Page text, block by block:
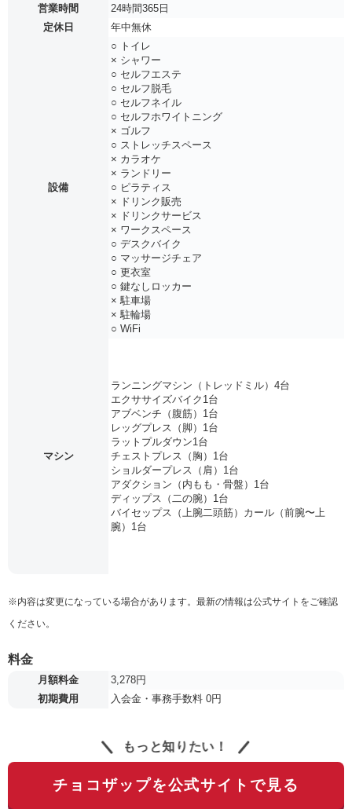
営業時間
24時間365日
定休日
年中無休
設備
○ トイレ
× シャワー
○ セルフエステ
○ セルフ脱毛
○ セルフネイル
○ セルフホワイトニング
× ゴルフ
○ ストレッチスペース
× カラオケ
× ランドリー
○ ピラティス
× ドリンク販売
× ドリンクサービス
× ワークスペース
○ デスクバイク
○ マッサージチェア
○ 更衣室
○ 鍵なしロッカー
× 駐車場
× 駐輪場
○ WiFi
マシン
ランニングマシン（トレッドミル）4台
エクササイズバイク1台
アブベンチ（腹筋）1台
レッグプレス（脚）1台
ラットプルダウン1台
チェストプレス（胸）1台
ショルダープレス（肩）1台
アダクション（内もも・骨盤）1台
ディップス（二の腕）1台
バイセップス（上腕二頭筋）カール（前腕〜上
腕）1台
※内容は変更になっている場合があります。最新の情報は公式サイトをご確認
ください。
料金
月額料金
3,278円
初期費用
入会金・事務手数料 0円
もっと知りたい！
チョコザップを公式サイトで見る